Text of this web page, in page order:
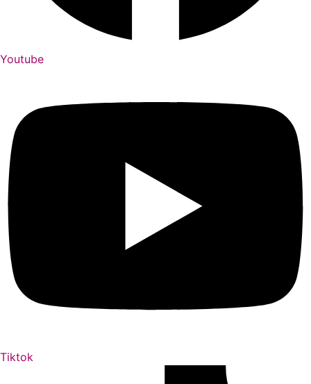
Youtube
Tiktok